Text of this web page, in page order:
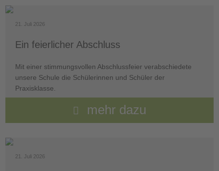
21. Juli 2026
Ein feierlicher Abschluss
Mit einer stimmungsvollen Abschlussfeier verabschiedete
unsere Schule die Schülerinnen und Schüler der
Praxisklasse.
mehr dazu
21. Juli 2026